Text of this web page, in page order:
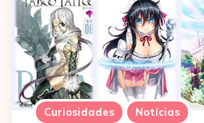
Curiosidades Notícias